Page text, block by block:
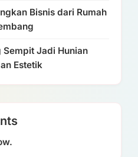
Bisnis dari Rumah
Sempit Jadi Hunian
Estetik